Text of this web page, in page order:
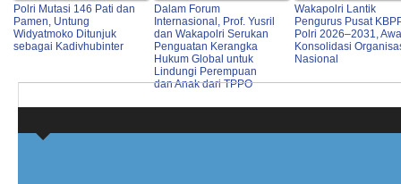
Polri Mutasi 146 Pati dan
Pamen, Untung
Widyatmoko Ditunjuk
sebagai Kadivhubinter
Dalam Forum
Internasional, Prof. Yusril
dan Wakapolri Serukan
Penguatan Kerangka
Hukum Global untuk
Lindungi Perempuan
dan Anak dari TPPO
Wakapolri Lantik
Pengurus Pusat
Polri 2026–2031,
Konsolidasi
Nasional